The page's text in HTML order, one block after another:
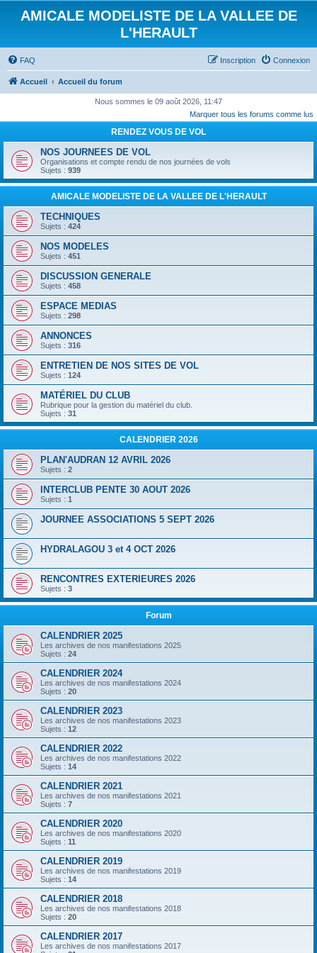
AMICALE MODELISTE DE LA VALLEE DE
L'HERAULT
FAQ Connexion
Inscription
Accueil Accueil du forum
Nous sommes le 09 août 2026, 11:47
Marquer tous les forums comme lus
RENDEZ VOUS DE VOL
NOS JOURNEES DE VOL
Organisations et compte rendu de nos journées de vols
Sujets : 939
AMICALE MODELISTE DE LA VALLEE DE L'HERAULT
TECHNIQUES
Sujets : 424
NOS MODELES
Sujets : 451
DISCUSSION GENERALE
Sujets : 458
ESPACE MEDIAS
Sujets : 298
ANNONCES
Sujets : 316
ENTRETIEN DE NOS SITES DE VOL
Sujets : 124
MATÉRIEL DU CLUB
Rubrique pour la gestion du matériel du club.
Sujets : 31
CALENDRIER 2026
PLAN'AUDRAN 12 AVRIL 2026
Sujets : 2
INTERCLUB PENTE 30 AOUT 2026
Sujets : 1
JOURNEE ASSOCIATIONS 5 SEPT 2026
HYDRALAGOU 3 et 4 OCT 2026
RENCONTRES EXTERIEURES 2026
Sujets : 3
Forum
CALENDRIER 2025
Les archives de nos manifestations 2025
Sujets : 24
CALENDRIER 2024
Les archives de nos manifestations 2024
Sujets : 20
CALENDRIER 2023
Les archives de nos manifestations 2023
Sujets : 12
CALENDRIER 2022
Les archives de nos manifestations 2022
Sujets : 14
CALENDRIER 2021
Les archives de nos manifestations 2021
Sujets : 7
CALENDRIER 2020
Les archives de nos manifestations 2020
Sujets : 11
CALENDRIER 2019
Les archives de nos manifestations 2019
Sujets : 14
CALENDRIER 2018
Les archives de nos manifestations 2018
Sujets : 20
CALENDRIER 2017
Les archives de nos manifestations 2017